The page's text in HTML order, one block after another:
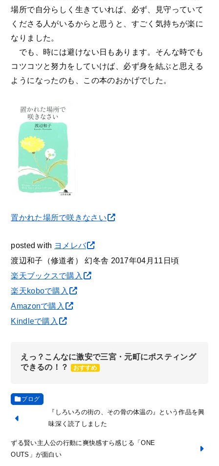
場所で自分らしく生きていれば、必ず、見守っていて
くださる人がいるからと思うと、すごく気持ちが楽に
なりました。
でも、時には避けない日もあります。そんな時でも
コツコツと努力をしていけば、必ず身を結ぶと思える
ようになったのも、この本のおかげでした。
置かれた場所で咲きなさい
posted with ヨメレバ
渡辺和子（修道者） 幻冬舎 2017年04月11日頃
楽天ブックスで購入
楽天koboで購入
Amazonで購入
Kindleで購入
えっ？こんなに激安で三宮・元町にポスティング
できるの！？
おすすめ
ブログ
『しろいろの街の、その骨の体温の』という作品を興
味深く読了しました
ずる賢い主人公の行動に爽快感すら感じる「ONE
OUTS」が面白い